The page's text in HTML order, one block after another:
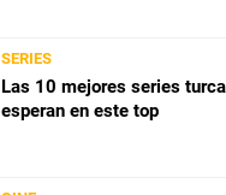
SERIES
Las 10 mejores series
esperan en este top